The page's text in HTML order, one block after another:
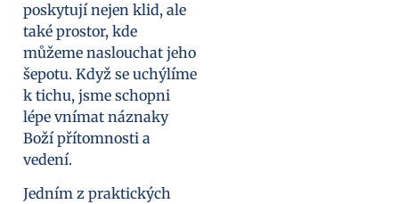
poskytují nejen klid, ale
také prostor, kde
můžeme naslouchat jeho
šepotu. Když se uchýlíme
k tichu, jsme schopni
lépe vnímat náznaky
Boží přítomnosti a
vedení.
Jedním z praktických